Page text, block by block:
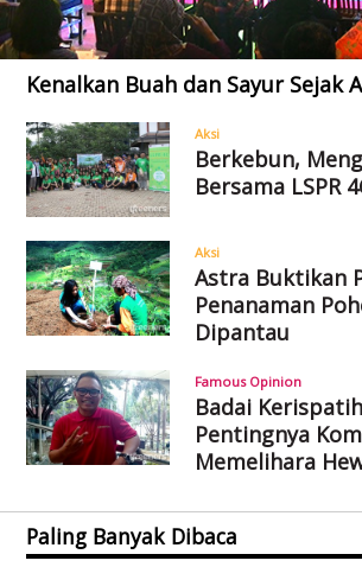
Kenalkan Buah dan Sayur Sejak
Aksi
Berkebun,
Bersama LSPR
Aksi
Astra Buktikan
Penanaman
Dipantau
Famous Opinion
Badai
Pentingnya
Memelihara
Paling Banyak Dibaca